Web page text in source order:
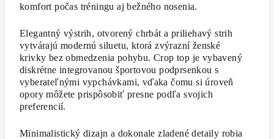
komfort počas tréningu aj bežného nosenia.
Elegantný výstrih, otvorený chrbát a priliehavý strih
vytvárajú modernú siluetu, ktorá zvýrazní ženské
krivky bez obmedzenia pohybu. Crop top je vybavený
diskrétne integrovanou športovou podprsenkou s
vyberateľnými vypchávkami, vďaka čomu si úroveň
opory môžete prispôsobiť presne podľa svojich
preferencií.
Minimalistický dizajn a dokonale zladené detaily robia